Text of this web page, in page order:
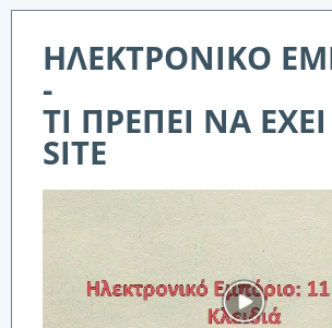
ΗΛΕΚΤΡΟΝΙΚΟ
-
ΤΙ ΠΡΕΠΕΙ ΝΑ
SITE